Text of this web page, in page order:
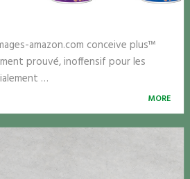
amazon.com conceive plus™
prouvé, inoffensif pour les
…
MORE